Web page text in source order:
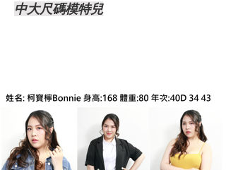
中大尺碼模特兒